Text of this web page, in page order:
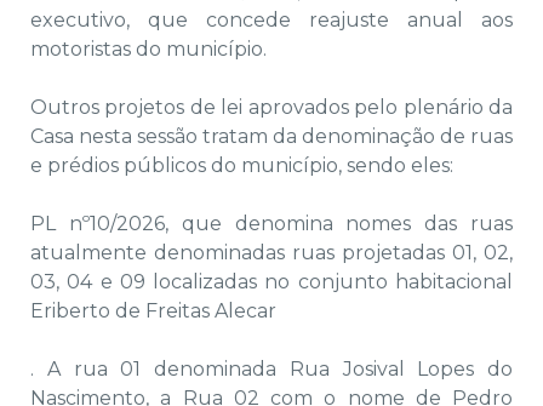
executivo, que concede reajuste anual aos
motoristas do município.
Outros projetos de lei aprovados pelo plenário da
Casa nesta sessão tratam da denominação de ruas
e prédios públicos do município, sendo eles:
PL nº10/2026, que denomina nomes das ruas
atualmente denominadas ruas projetadas 01, 02,
03, 04 e 09 localizadas no conjunto habitacional
Eriberto de Freitas Alecar
. A rua 01 denominada Rua Josival Lopes do
Nascimento, a Rua 02 com o nome de Pedro